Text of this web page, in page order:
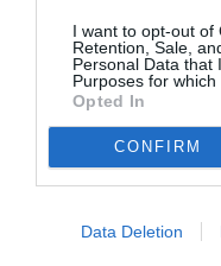
I want to opt-out of
Retention, Sale,
Personal Data that
Purposes for which
Opted In
CONFIRM
Data Deletion
Ο Λάκης Χαλκιάς,
εκπρόσωπος της
μουσικής μας